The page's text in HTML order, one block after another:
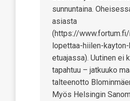
sunnuntaina.
asiasta
(https://
lopettaa-hiilen-
etuajassa). Uutinen ei
tapahtuu – jatkuuko
talteenotto
Myös Helsingin